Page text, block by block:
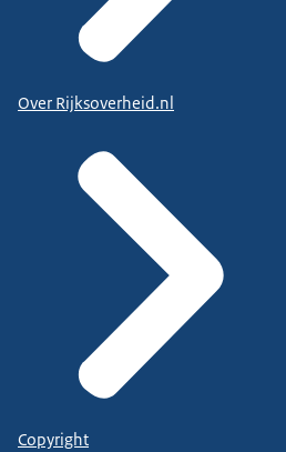
Over Rijksoverheid.nl
Copyright